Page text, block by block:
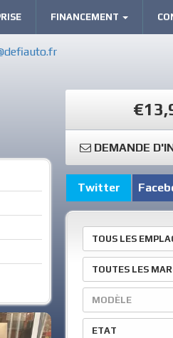
FINANCEMENT
DEMANDE
Twitter
TOUS LES
TOUTES LES
MODÈLE
ETAT